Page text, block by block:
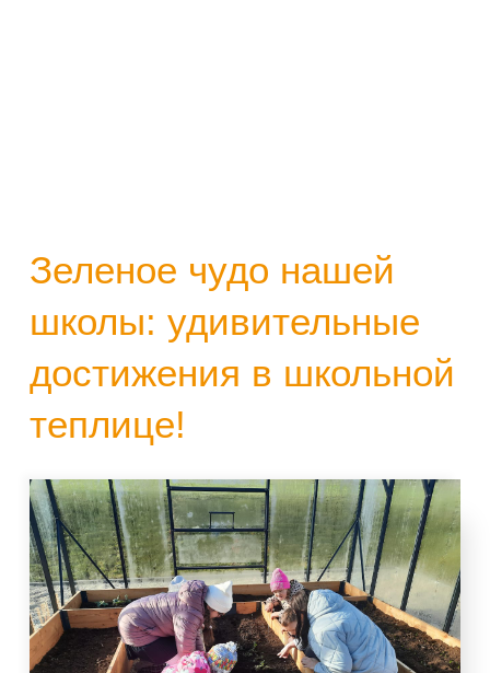
Зеленое чудо нашей
школы: удивительные
достижения в школьной
теплице!